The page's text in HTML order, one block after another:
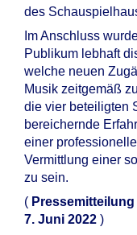
des
Im Anschluss
Publikum lebhaft
welche neuen
Musik zeitgemäß
die vier beteiligten
bereichernde
einer
Vermittlung einer
zu sein.
(
7. Juni 2022 )